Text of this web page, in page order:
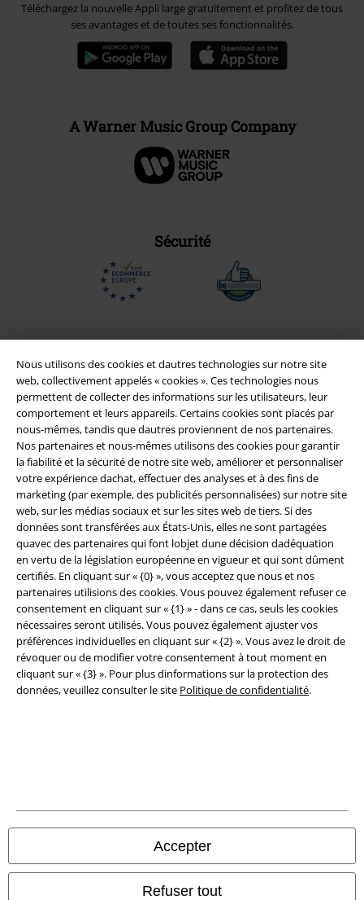
Nous utilisons des cookies et dautres technologies sur notre site
web, collectivement appelés « cookies ». Ces technologies nous
permettent de collecter des informations sur les utilisateurs, leur
comportement et leurs appareils. Certains cookies sont placés par
nous-mêmes, tandis que dautres proviennent de nos partenaires.
Nos partenaires et nous-mêmes utilisons des cookies pour garantir
la fiabilité et la sécurité de notre site web, améliorer et personnaliser
votre expérience dachat, effectuer des analyses et à des fins de
marketing (par exemple, des publicités personnalisées) sur notre site
web, sur les médias sociaux et sur les sites web de tiers. Si des
données sont transférées aux États-Unis, elles ne sont partagées
quavec des partenaires qui font lobjet dune décision dadéquation
en vertu de la législation européenne en vigueur et qui sont dûment
certifiés. En cliquant sur « {0} », vous acceptez que nous et nos
partenaires utilisions des cookies. Vous pouvez également refuser ce
consentement en cliquant sur « {1} » - dans ce cas, seuls les cookies
nécessaires seront utilisés. Vous pouvez également ajuster vos
préférences individuelles en cliquant sur « {2} ». Vous avez le droit de
révoquer ou de modifier votre consentement à tout moment en
cliquant sur « {3} ». Pour plus dinformations sur la protection des
données, veuillez consulter le site Politique de confidentialité.
Accepter
Refuser tout
Téléchargez la nouvelle Appli large gratuitement et profitez de tous
ses avantages et de toutes ses fonctionnalités.
A Warner Music Group Company
Sécurité
Légal
Conditions générales
Éditeur
Clauses de confidentialité
Élimination des déchets et protection de l'environnement
Déclaration de Conformité
Informations sur l'accessibilité